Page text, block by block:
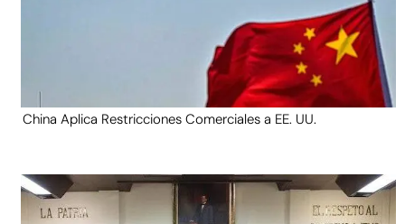
China Aplica Restricciones Comerciales a EE. UU.